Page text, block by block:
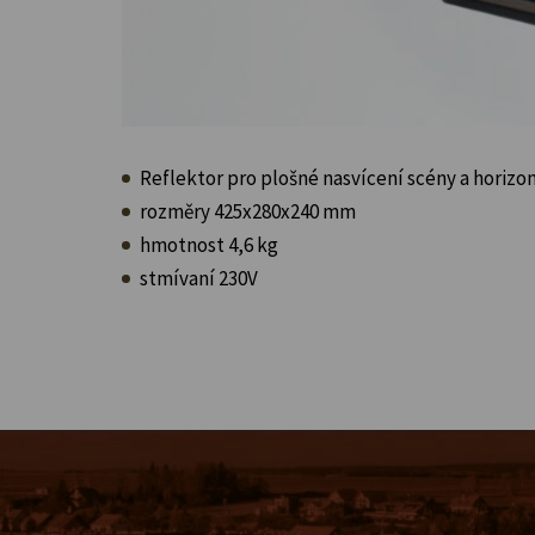
Reflektor pro plošné nasvícení scény a
rozměry 425x280x240 mm
hmotnost 4,6 kg
stmívaní 230V